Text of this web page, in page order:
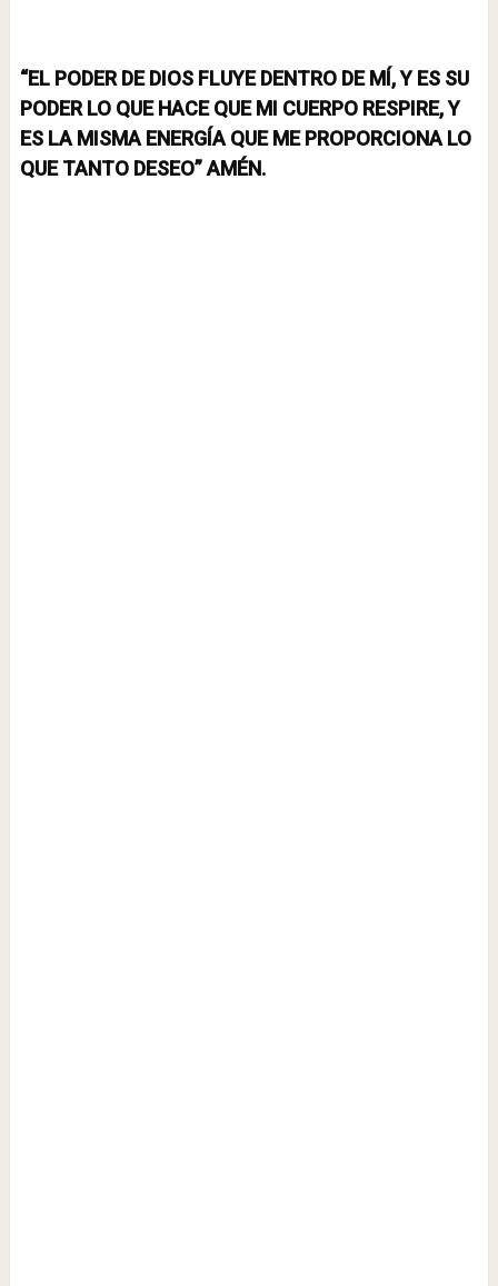
“EL PODERDE DIOS FLUYE DENTRO DE MÍ, Y ES SU
PODER LO QUE HACE QUE MI CUERPO RESPIRE, Y
ES LA MISMA ENERGÍA QUE ME PROPORCIONA LO
QUE TANTO DESEO” AMÉN.